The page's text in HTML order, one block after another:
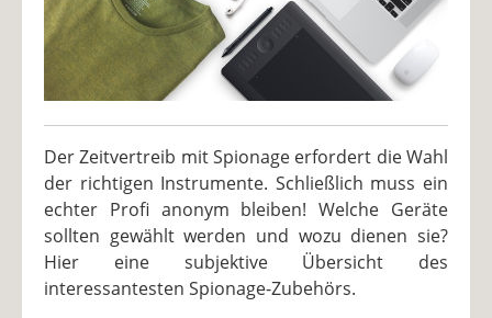
Der Zeitvertreib mit Spionage erfordert die Wahl
der richtigen Instrumente. Schließlich muss ein
echter Profi anonym bleiben! Welche Geräte
sollten gewählt werden und wozu dienen sie?
Hier eine subjektive Übersicht des
interessantesten Spionage-Zubehörs.